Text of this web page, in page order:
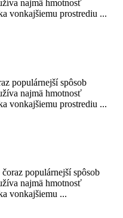
najmä hmotnosť
vonkajšiemu prostrediu ...
populárnejší spôsob
najmä hmotnosť
vonkajšiemu prostrediu ...
populárnejší spôsob
najmä hmotnosť
vonkajšiemu ...